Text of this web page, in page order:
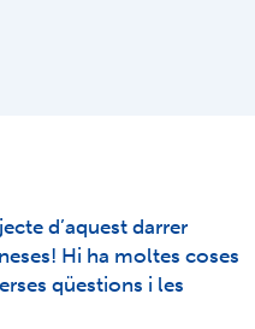
d’aquest darrer
Hi ha moltes coses
qüestions i les